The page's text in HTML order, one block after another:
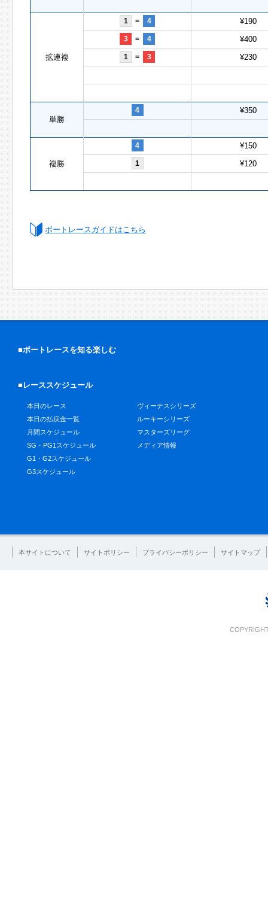
拡連複
1 = 4 ¥190
3 = 4 ¥400
1 = 3 ¥230
単勝
4 ¥350
複勝
4 ¥150
1 ¥120
ボートレースガイドはこちら
■ボートレースを知る楽しむ
■レーススケジュール
本日のレース
本日の払戻金一覧
月間スケジュール
SG・PG1スケジュール
G1・G2スケジュール
G3スケジュール
ヴィーナスシリーズ
ルーキーシリーズ
マスターズリーグ
メディア情報
本サイトについて サイトポリシー プライバシーポリシー サイトマップ